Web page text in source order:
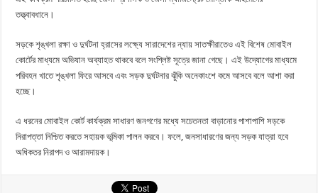
তত্ত্বাবধানে।
সড়কে শৃঙ্খলা রক্ষা ও দুর্ঘটনা হ্রাসের লক্ষ্যে সারাদেশের ন্যায় সাতক্ষীরাতেও এই বিশেষ মোবাইল
কোর্টের মাধ্যমে অভিযান অব্যাহত থাকবে বলে সংশ্লিষ্ট সূত্রে জানা গেছে। এই উদ্যোগের মাধ্যমে
পরিবহন খাতে শৃঙ্খলা ফিরে আসবে এবং সড়ক দুর্ঘটনার ঝুঁকি অনেকাংশে কমে আসবে বলে আশা করা
হচ্ছে।
এ ধরনের মোবাইল কোর্ট কার্যক্রম সাধারণ জনগণের মধ্যে সচেতনতা বাড়ানোর পাশাপাশি সড়কে
নিরাপত্তা নিশ্চিত করতে সহায়ক ভূমিকা পালন করবে। ফলে, জনসাধারণের জন্য সড়ক যাত্রা হবে
অধিকতর নিরাপদ ও আরামদায়ক।